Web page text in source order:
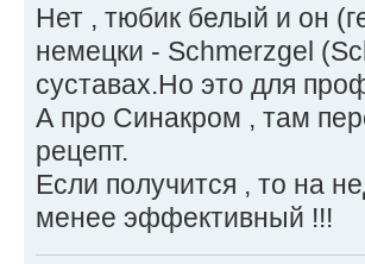
Нет , тюбик белый и он
немецки - Schmerzgel
суставах.Но это для
А про Синакром , там
рецепт.
Если получится , то на
менее эффективный !!!